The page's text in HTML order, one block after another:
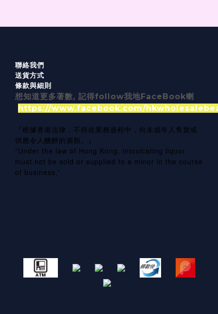
聯絡我們
送貨方式
條款與細則
想知道更多著數, 記得follow我地FaceBook喇
https://www.facebook.com/
『根據香港法律，不得在業務過程中，向未成年人售賣或
供應令人醺醉的酒類。』
“Under the law of Hong Kong, intoxicating liquor
must not be sold or supplied to a minor in the course
of business.”